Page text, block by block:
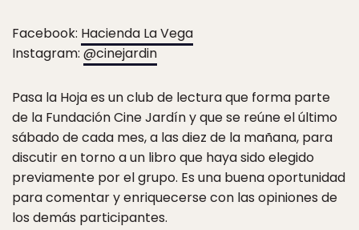
Facebook: Hacienda La Vega
Instagram: @cinejardin
Pasa la Hoja es un club de lectura que forma parte
de la Fundación Cine Jardín y que se reúne el último
sábado de cada mes, a las diez de la mañana, para
discutir en torno a un libro que haya sido elegido
previamente por el grupo. Es una buena oportunidad
para comentar y enriquecerse con las opiniones de
los demás participantes.